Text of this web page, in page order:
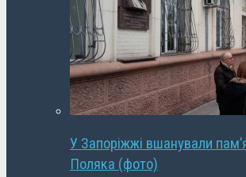
У Запоріжжі вшанували
Поляка (фото)